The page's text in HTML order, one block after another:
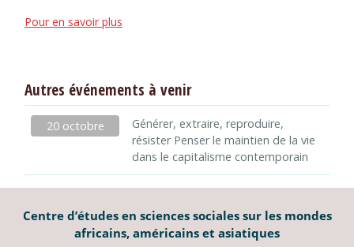
Pour en savoir plus
Autres événements à venir
20 octobre
Générer, extraire, reproduire,
résister Penser le maintien de la vie
dans le capitalisme contemporain
Centre d’études en sciences sociales sur les mondes
africains, américains et asiatiques